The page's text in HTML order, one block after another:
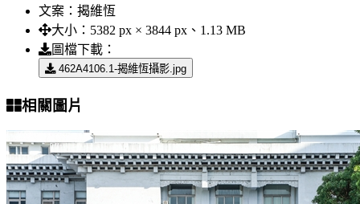
文案： 揭維恆
大小： 5382 px × 3844 px、1.13 MB
圖檔下載：
462A4106.1-揭維恆攝影.jpg
相關圖片